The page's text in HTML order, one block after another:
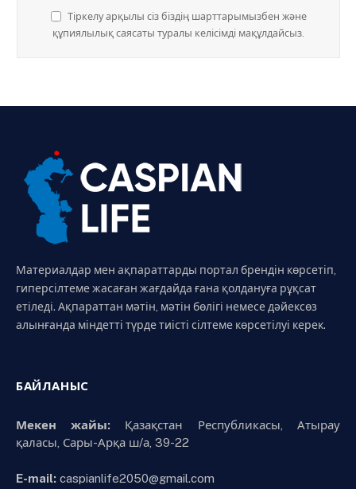
Тіркелу арқылы сіз біздің шарттарымызбен және
құпиялылық саясаты туралы келісімді мақұлдайсыз.
Материалдар мен ақпараттарды портал брендін көрсетіп,
гиперсілтеме жасаған жағдайда ғана қолдануға рұқсат
етіледі. Ақпараттан мәтін, мәтін бөлігі немесе дәйексөз
алынғанда міндетті түрде тиісті сілтеме көрсетілуі керек.
БАЙЛАНЫС
Мекен жайы:Қазақстан Республикасы, Атырау
қаласы, Сары-Арқа ш/а, 39-22
E-mail: caspianlife2050@gmail.com